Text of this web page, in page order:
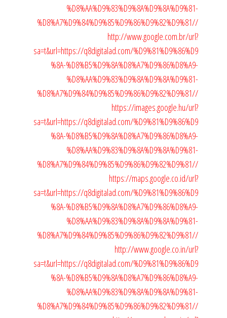
%D8%AA%D9%83%D9%8A%D9%8A%D9%81-
%D8%A7%D9%84%D9%85%D9%86%D9%82%D9%81//
http://www.google.com.br/url?
sa=t&url=https://q8digitalad.com/%D9%81%D9%86%D9
%8A-%D8%B5%D9%8A%D8%A7%D9%86%D8%A9-
%D8%AA%D9%83%D9%8A%D9%8A%D9%81-
%D8%A7%D9%84%D9%85%D9%86%D9%82%D9%81//
https://images.google.hu/url?
sa=t&url=https://q8digitalad.com/%D9%81%D9%86%D9
%8A-%D8%B5%D9%8A%D8%A7%D9%86%D8%A9-
%D8%AA%D9%83%D9%8A%D9%8A%D9%81-
%D8%A7%D9%84%D9%85%D9%86%D9%82%D9%81//
https://maps.google.co.id/url?
sa=t&url=https://q8digitalad.com/%D9%81%D9%86%D9
%8A-%D8%B5%D9%8A%D8%A7%D9%86%D8%A9-
%D8%AA%D9%83%D9%8A%D9%8A%D9%81-
%D8%A7%D9%84%D9%85%D9%86%D9%82%D9%81//
http://www.google.co.in/url?
sa=t&url=https://q8digitalad.com/%D9%81%D9%86%D9
%8A-%D8%B5%D9%8A%D8%A7%D9%86%D8%A9-
%D8%AA%D9%83%D9%8A%D9%8A%D9%81-
%D8%A7%D9%84%D9%85%D9%86%D9%82%D9%81//